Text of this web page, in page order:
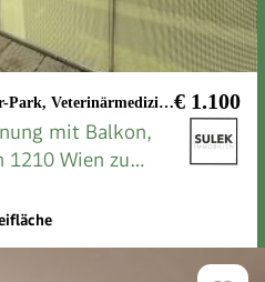
Universität € 1.100
mit Balkon,
1210 Wien zu